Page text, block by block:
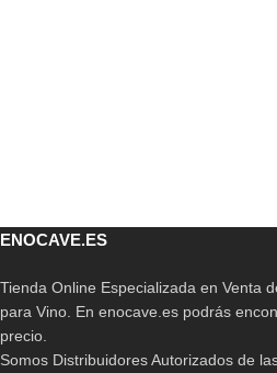
ENOCAVE.ES
Tienda Online Especializada en Venta
para Vino. En enocave.es podrás
precio.
Somos Distribuidores Autorizados de